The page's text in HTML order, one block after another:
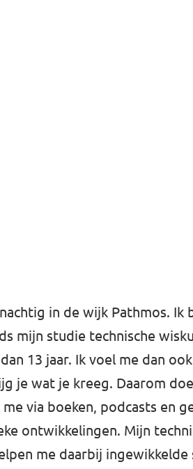
in de wijk Pathmos.
mijn studie technische
13 jaar. Ik voel me dan
je wat je kreeg. Daarom
via boeken, podcasts en
ontwikkelingen. Mijn
me daarbij ingewikkelde